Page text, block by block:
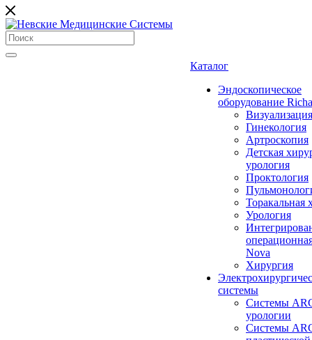
Каталог
Эндоскопическое
оборудование
Визуализация
Гинекология
Артроскопия
Детская
урология
Проктология
Торакальная
Урология
Nova
Хирургия
системы
Системы
урологии
Системы